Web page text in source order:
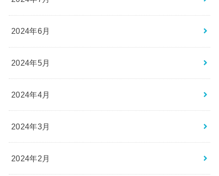
2024年6月
2024年5月
2024年4月
2024年3月
2024年2月